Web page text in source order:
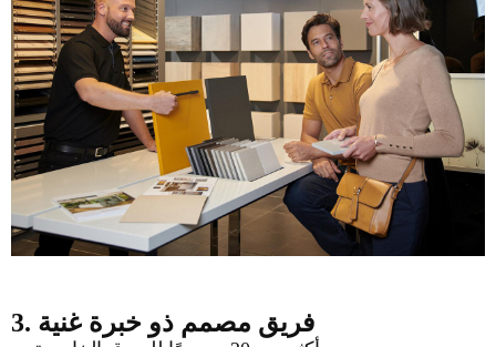
3. فريق مصمم ذو خبرة غنية